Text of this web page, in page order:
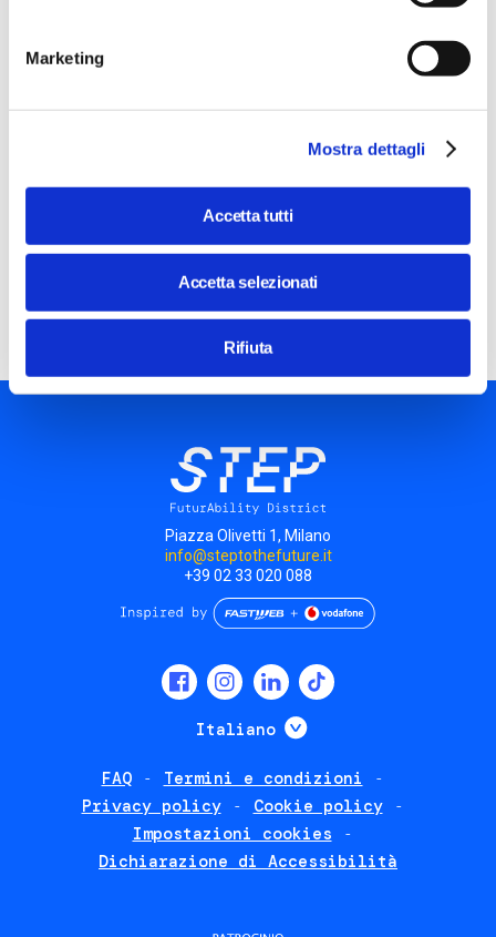
Marketing
Mostra dettagli
Accetta tutti
Accetta selezionati
Rifiuta
Workshop
Tiziana Monterisi, Fabiana Surace, Stefania
La startup è per definizione un'organizzazione che trova
soluzioni attuali a sfide future, il business angel una
persona che permette di muovere i primi passi verso
Piazza Olivetti 1, Milano
info@steptothefuture.it
+39 02 33 020 088
Italiano Mostra ulteriori
FAQ
Termini e condizioni
Privacy policy
Cookie policy
Impostazioni cookies
Dichiarazione di Accessibilità